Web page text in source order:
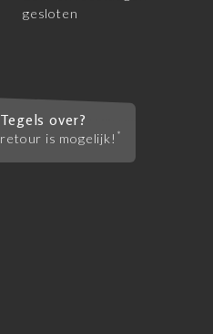
gesloten
Tegels over?
retour is mogelijk! *